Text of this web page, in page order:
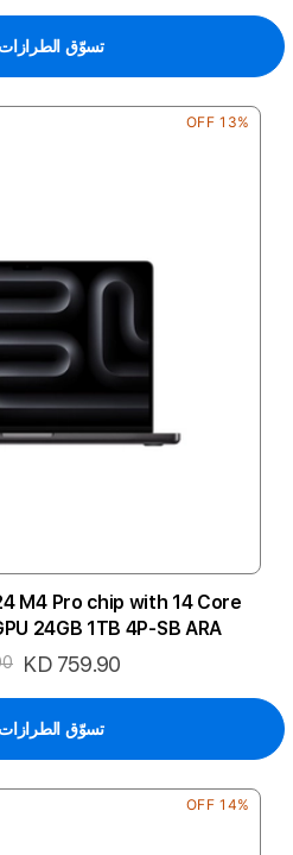
تسوّق الطرازات
13% OFF
M4 Pro chip with 14 Core
24GB 1TB 4P-SB ARA
السعر
KD 759.90
تسوّق الطرازات
14% OFF